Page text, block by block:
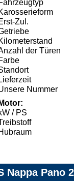
Zul.
der Türen
Lieferzeit
Nummer
Motor:
/ PS
Nappa Pano